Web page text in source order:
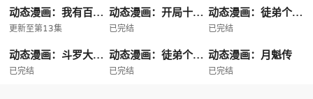
动态漫画：我有百万倍攻速第二季
更新至第13集
动态漫画：开局十个大帝都是我徒弟第三季
已完结
动态漫画：徒弟个个是大佬第四季
已完结
动态漫画：斗罗大陆3龙王传说第三季
已完结
动态漫画：徒弟个个是大佬第三季
已完结
动态漫画：月魁传
已完结